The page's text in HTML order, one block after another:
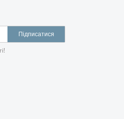
Підписатися